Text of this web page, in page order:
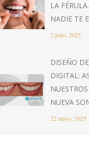
LA
NADIE TE
2 julio, 2025
DISEÑO
DIGITAL:
NUEVA
22 mayo, 2025